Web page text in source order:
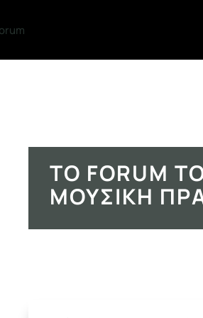
ΤΟ FORUM
ΜΟΥΣΙΚΉ